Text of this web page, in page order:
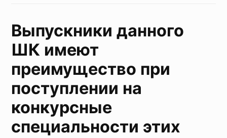
Выпускники данного
ШК имеют
преимущество при
поступлении на
конкурсные
специальности этих